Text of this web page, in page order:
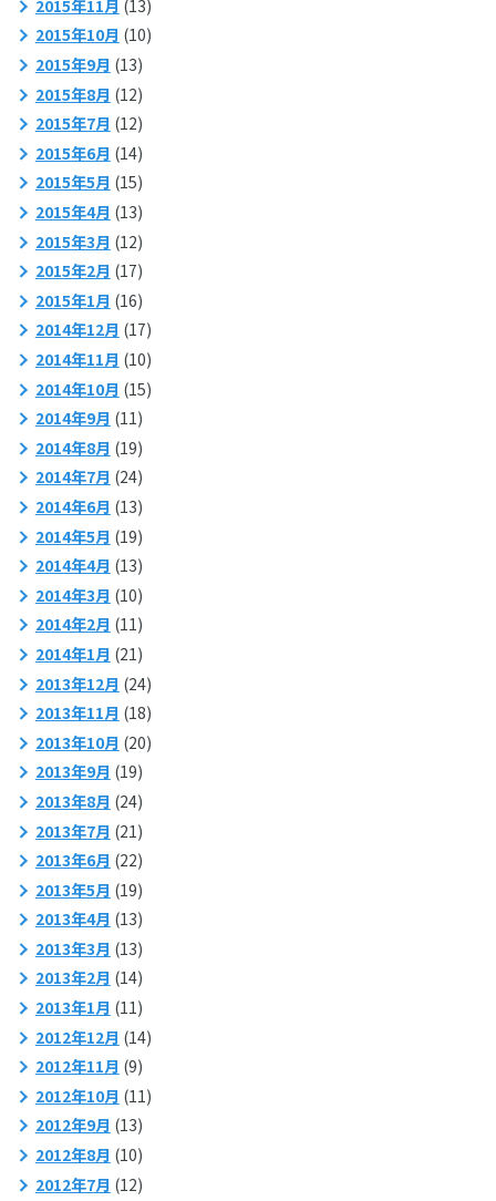
2015年11月 (13)
2015年10月 (10)
2015年9月 (13)
2015年8月 (12)
2015年7月 (12)
2015年6月 (14)
2015年5月 (15)
2015年4月 (13)
2015年3月 (12)
2015年2月 (17)
2015年1月 (16)
2014年12月 (17)
2014年11月 (10)
2014年10月 (15)
2014年9月 (11)
2014年8月 (19)
2014年7月 (24)
2014年6月 (13)
2014年5月 (19)
2014年4月 (13)
2014年3月 (10)
2014年2月 (11)
2014年1月 (21)
2013年12月 (24)
2013年11月 (18)
2013年10月 (20)
2013年9月 (19)
2013年8月 (24)
2013年7月 (21)
2013年6月 (22)
2013年5月 (19)
2013年4月 (13)
2013年3月 (13)
2013年2月 (14)
2013年1月 (11)
2012年12月 (14)
2012年11月 (9)
2012年10月 (11)
2012年9月 (13)
2012年8月 (10)
2012年7月 (12)